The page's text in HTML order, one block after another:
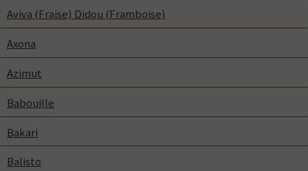
Aviva (Fraise) Didou (Framboise)
Axona
Azimut
Babouille
Bakari
Balisto